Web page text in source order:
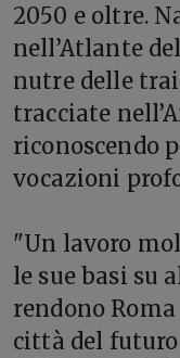
2050 e oltre.
nell’Atlante
nutre delle
tracciate
riconoscendo
vocazioni
"Un lavoro
le sue basi su
rendono
città del